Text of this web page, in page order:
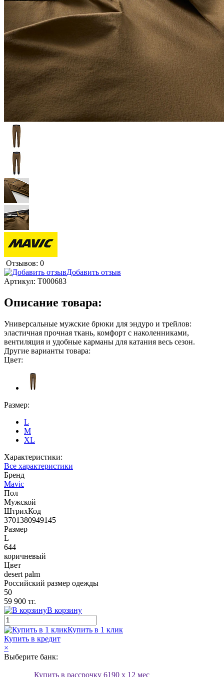
Отзывов: 0
Добавить отзыв
Артикул: T000683
Описание товара:
Универсальные мужские брюки для эндуро и трейлов:
эластичная прочная ткань, комфорт с наколенниками,
вентиляция и удобные карманы для катания весь сезон.
Другие варианты товара:
Цвет:
Размер:
L
M
XL
Характеристики:
Все характеристики
Бренд
Mavic
Пол
Мужской
ШтрихКод
3701380949145
Размер
L
644
коричневый
Цвет
desert palm
Российский размер одежды
50
59 900 тг.
В корзину
Купить в 1 клик
Купить в кредит
×
Выберите банк:
Купить в рассрочку 6190 x 12 мес